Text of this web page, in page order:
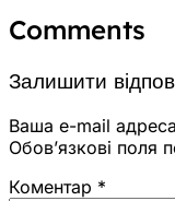
Comments
Залишити
Ваша e-mail
Обов’язкові поля
Коментар *